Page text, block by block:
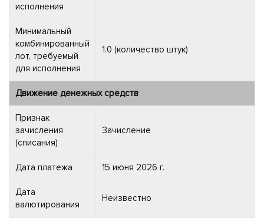
исполнения
Минимальный
комбинированный
лот, требуемый
для исполнения
1.0 (количество штук)
Движение денежных средств
Признак
зачисления
(списания)
Зачисление
Дата платежа 15 июня 2026 г.
Дата
валютирования
Неизвестно